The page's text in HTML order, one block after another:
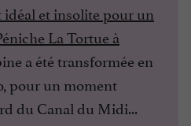
et insolite pour un
La Tortue à
a été transformée en
pour un moment
du Canal du Midi...